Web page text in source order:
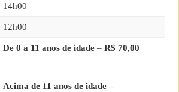
14h00
12h00
De 0 a 11 anos de idade –R$ 70,00
Acima de 11 anos de idade –